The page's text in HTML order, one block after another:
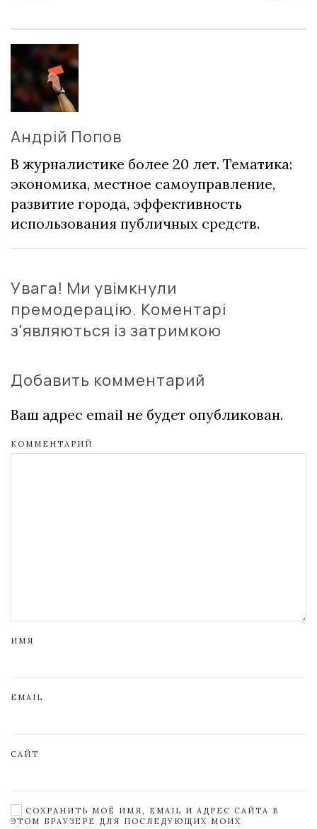
Андрій Попов
В журналистике более 20 лет. Тематика:
экономика, местное самоуправление,
развитие города, эффективность
использования публичных средств.
Увага! Ми увімкнули
премодерацію. Коментарі
з'являються із затримкою
Добавить комментарий
Ваш адрес email не будет опубликован.
КОММЕНТАРИЙ
ИМЯ
EMAIL
САЙТ
СОХРАНИТЬ МОЁ ИМЯ, EMAIL И АДРЕС САЙТА В
ЭТОМ БРАУЗЕРЕ ДЛЯ ПОСЛЕДУЮЩИХ МОИХ